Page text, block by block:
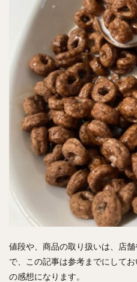
値段や、商品の取り扱いは、店
で、この記事は参考までにして
の感想になります。